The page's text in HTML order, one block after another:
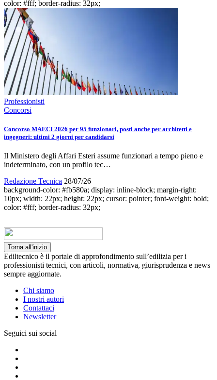
color: #fff; border-radius: 32px;
Professionisti
Concorsi
Concorso MAECI 2026 per 95 funzionari, posti anche per architetti e
ingegneri: ultimi 2 giorni per candidarsi
Il Ministero degli Affari Esteri assume funzionari a tempo pieno e
indeterminato, con un profilo tec…
Redazione Tecnica 28/07/26
background-color: #fb580a; display: inline-block; margin-right:
10px; width: 22px; height: 22px; cursor: pointer; font-weight: bold;
color: #fff; border-radius: 32px;
Torna all'inizio
Ediltecnico è il portale di approfondimento sull’edilizia per i
professionisti tecnici, con articoli, normativa, giurisprudenza e news
sempre aggiornate.
Chi siamo
I nostri autori
Contattaci
Newsletter
Seguici sui social